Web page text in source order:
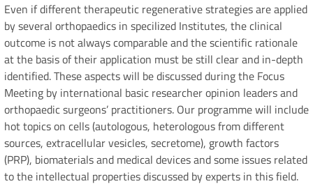
Even if different therapeutic regenerative strategies are applied
by several orthopaedics in specilized Institutes, the clinical
outcome is not always comparable and the scientific rationale
at the basis of their application must be still clear and in-depth
identified. These aspects will be discussed during the Focus
Meeting by international basic researcher opinion leaders and
orthopaedic surgeons’ practitioners. Our programme will include
hot topics on cells (autologous, heterologous from different
sources, extracellular vesicles, secretome), growth factors
(PRP), biomaterials and medical devices and some issues related
to the intellectual properties discussed by experts in this field.